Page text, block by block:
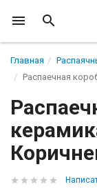
Главная
Распаечная